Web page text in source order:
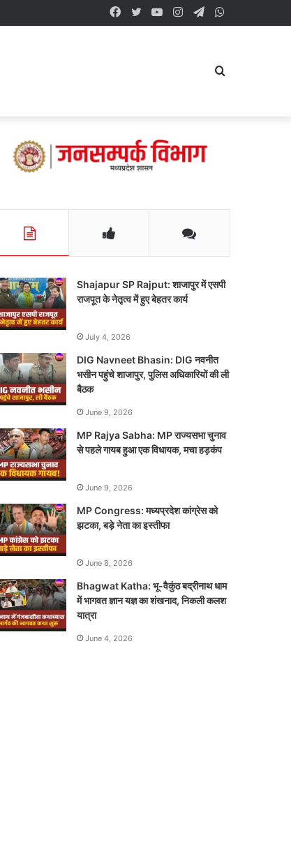
Telegram
Instagram
YouTube
Twitter
Facebook
Search
Shajapur SP Rajput: शाजापुर में एसपी
राजपूत के नेतृत्व में हुए बेहतर कार्य
July 4, 2026
DIG Navneet Bhasin: DIG नवनीत
भसीन पहुंचे शाजापुर, पुलिस अधिकारियों की ली
बैठक
June 9, 2026
MP Rajya Sabha: MP राज्यसभा चुनाव
से पहले गायब हुआ एक विधायक, मचा हड़कंप
June 9, 2026
MP Congress: मध्यप्रदेश कांग्रेस को
झटका, बड़े नेता का इस्तीफा
June 8, 2026
Bhagwat Katha: भू-वैकुंठ बद्रीनाथ धाम
में भागवत ज्ञान यज्ञ का शंखनाद, निकली कलश
यात्रा
June 4, 2026